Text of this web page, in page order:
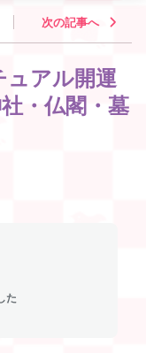
次の記事へ
ュアル開運
・仏閣・墓
た